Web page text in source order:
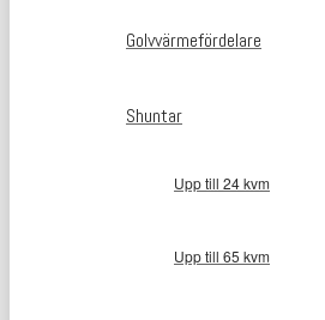
Golvvärmefördelare
Shuntar
Upp till 24 kvm
Upp till 65 kvm